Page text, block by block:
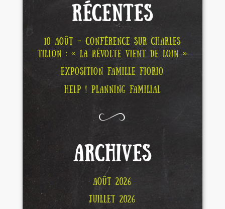
RÉCENTES
10 AOÛT – CONFÉRENCE SUR CHARLES
TILLON : « LA RÉVOLTE VIENT DE LOIN »
EXPOSITION FAMILLE FIORIO
HELP ! PLANNING FAMILIAL
ARCHIVES
AOÛT 2026
JUILLET 2026